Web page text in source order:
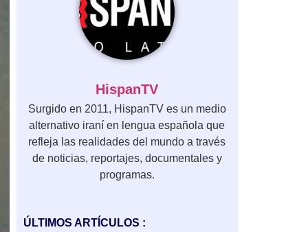
HispanTV
Surgido en 2011, HispanTV es un medio
alternativo iraní en lengua española que
refleja las realidades del mundo a través
de noticias, reportajes, documentales y
programas.
ÚLTIMOS ARTÍCULOS :